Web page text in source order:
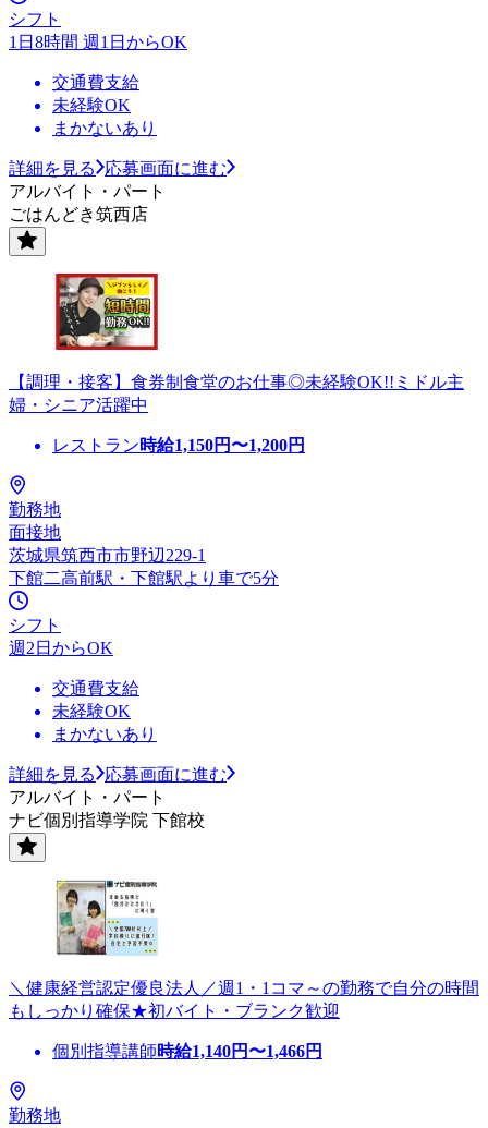
シフト
1日8時間 週1日からOK
交通費支給
未経験OK
まかないあり
詳細を見る
応募画面に進む
アルバイト・パート
ごはんどき筑西店
【調理・接客】食券制食堂のお仕事◎未経験OK!!ミドル主
婦・シニア活躍中
レストラン時給1,150円〜1,200円
勤務地
面接地
茨城県筑西市市野辺229-1
下館二高前駅・下館駅より車で5分
シフト
週2日からOK
交通費支給
未経験OK
まかないあり
詳細を見る
応募画面に進む
アルバイト・パート
ナビ個別指導学院 下館校
＼健康経営認定優良法人／週1・1コマ～の勤務で自分の時間
もしっかり確保★初バイト・ブランク歓迎
個別指導講師時給1,140円〜1,466円
勤務地